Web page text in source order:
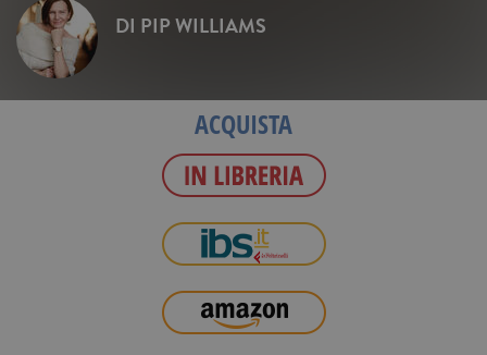
DI PIP WILLIAMS
ACQUISTA